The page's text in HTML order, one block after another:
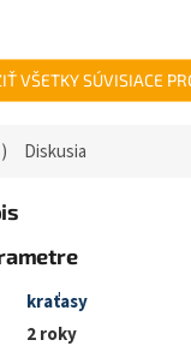
VŠETKY SÚVISIACE
Diskusia
kraťasy
2 roky